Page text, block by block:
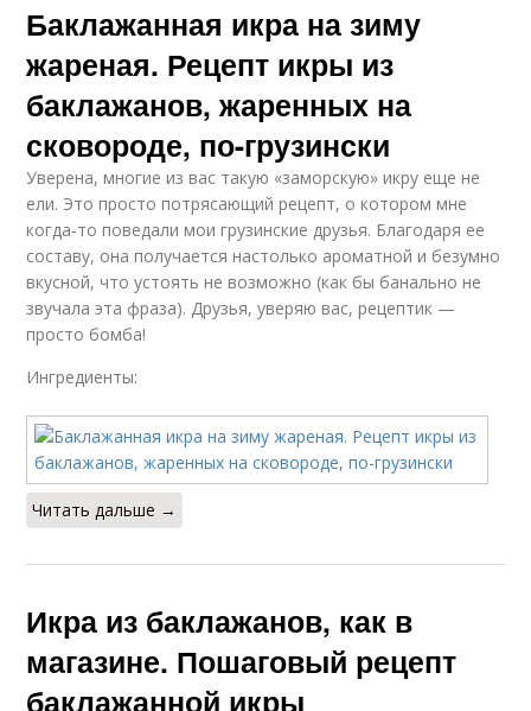
Баклажанная икра на зиму
жареная. Рецепт икры из
баклажанов, жаренных на
сковороде, по-грузински
Уверена, многие из вас такую «заморскую» икру еще не
ели. Это просто потрясающий рецепт, о котором мне
когда-то поведали мои грузинские друзья. Благодаря ее
составу, она получается настолько ароматной и безумно
вкусной, что устоять не возможно (как бы банально не
звучала эта фраза). Друзья, уверяю вас, рецептик —
просто бомба!
Ингредиенты:
Читать дальше →
Икра из баклажанов, как в
магазине. Пошаговый рецепт
баклажанной икры